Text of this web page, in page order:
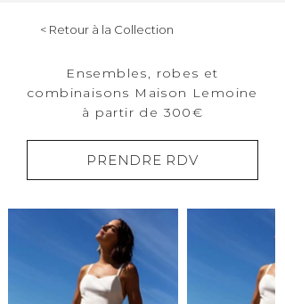
< Retour à la Collection
Ensembles, robes et
combinaisons Maison Lemoine
à partir de 300€
PRENDRE RDV